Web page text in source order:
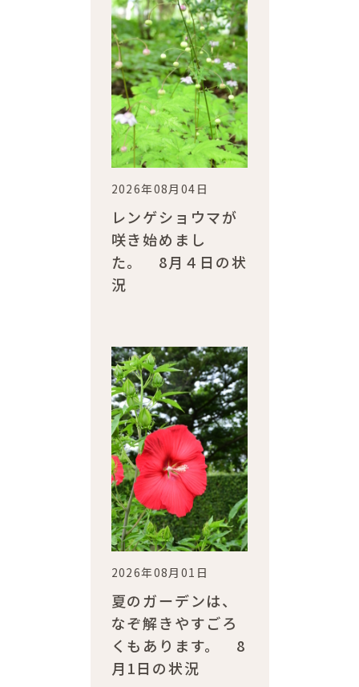
2026年08月04日
レンゲショウマが
咲き始めまし
た。 8月４日の状
況
2026年08月01日
夏のガーデンは、
なぞ解きやすごろ
くもあります。 8
月1日の状況